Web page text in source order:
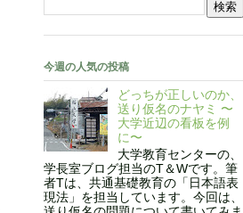
今週の人気の投稿
どっちが正しいのか、
送り仮名のナヤミ 〜
大学近辺の看板を例
に〜
大学教育センターの、
学長室ブログ担当のT＆Wです。筆
者Tは、共通基礎教育の「日本語表
現法」を担当しています。今回は、